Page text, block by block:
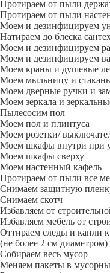
Протираем от пыли
Протираем от пыли
Моем и дезинфицируем
Натираем до блеска
Моем и дезинфицируем
Моем и дезинфицируем
Моем краны и душевые
Моем мыльницу и
Моем дверные ручки и
Моем зеркала и
Пылесосим пол
Моем пол и плинтуса
Моем розетки/
Моем шкафы внутри при
Моем шкафы сверху
Моем настенный кафель
Протираем от пыли все
Снимаем защитную
Снимаем скотч
Избавляем от
Избавляем мебель от
Оттираем следы и капли
(не более 2 см диаметром)
Собираем весь мусор
Меняем пакеты в